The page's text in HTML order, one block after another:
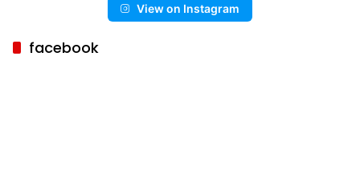
View on Instagram
facebook